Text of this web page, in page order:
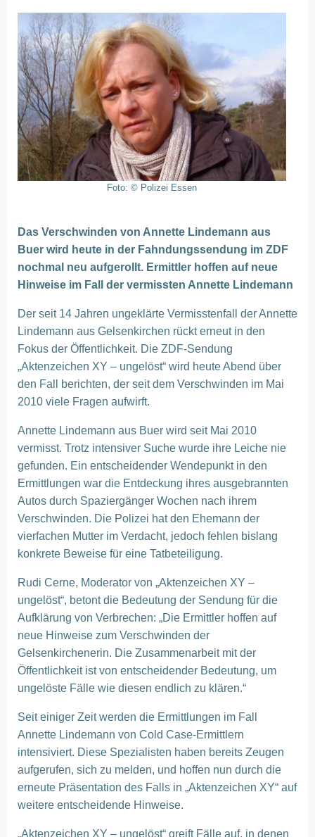
Foto: © Polizei Essen
Das Verschwinden von Annette Lindemann aus
Buer wird heute in der Fahndungssendung im ZDF
nochmal neu aufgerollt. Ermittler hoffen auf neue
Hinweise im Fall der vermissten Annette Lindemann
Der seit 14 Jahren ungeklärte Vermisstenfall der Annette
Lindemann aus Gelsenkirchen rückt erneut in den
Fokus der Öffentlichkeit. Die ZDF-Sendung
„Aktenzeichen XY – ungelöst“ wird heute Abend über
den Fall berichten, der seit dem Verschwinden im Mai
2010 viele Fragen aufwirft.
Annette Lindemann aus Buer wird seit Mai 2010
vermisst. Trotz intensiver Suche wurde ihre Leiche nie
gefunden. Ein entscheidender Wendepunkt in den
Ermittlungen war die Entdeckung ihres ausgebrannten
Autos durch Spaziergänger Wochen nach ihrem
Verschwinden. Die Polizei hat den Ehemann der
vierfachen Mutter im Verdacht, jedoch fehlen bislang
konkrete Beweise für eine Tatbeteiligung.
Rudi Cerne, Moderator von „Aktenzeichen XY –
ungelöst“, betont die Bedeutung der Sendung für die
Aufklärung von Verbrechen: „Die Ermittler hoffen auf
neue Hinweise zum Verschwinden der
Gelsenkirchenerin. Die Zusammenarbeit mit der
Öffentlichkeit ist von entscheidender Bedeutung, um
ungelöste Fälle wie diesen endlich zu klären.“
Seit einiger Zeit werden die Ermittlungen im Fall
Annette Lindemann von Cold Case-Ermittlern
intensiviert. Diese Spezialisten haben bereits Zeugen
aufgerufen, sich zu melden, und hoffen nun durch die
erneute Präsentation des Falls in „Aktenzeichen XY“ auf
weitere entscheidende Hinweise.
„Aktenzeichen XY – ungelöst“ greift Fälle auf, in denen